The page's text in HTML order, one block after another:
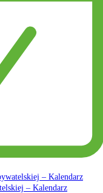
– Kalendarz